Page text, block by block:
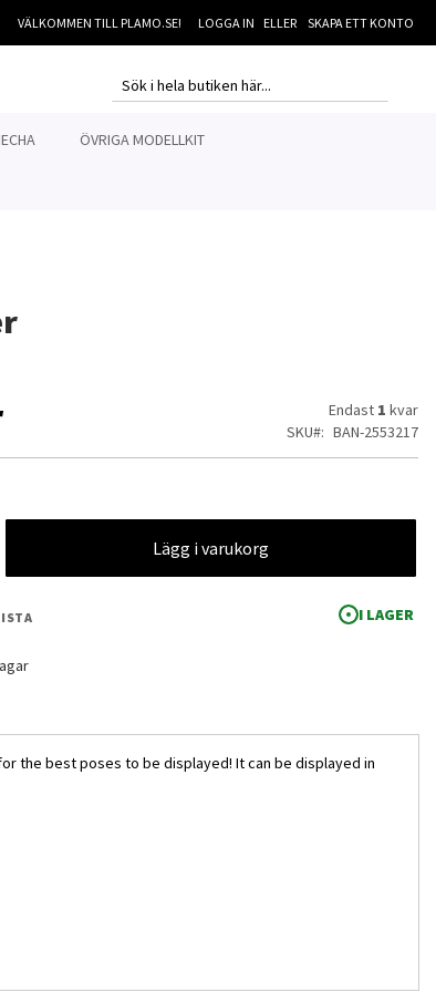
VÄLKOMMEN TILL PLAMO.SE! LOGGA IN SKAPA ETT KONTO
SEARCH
ÖVRIGA MODELLKIT
Endast 1 kvar
SKU
BAN-2553217
Lägg i varukorg
I LAGER
the best poses to be displayed! It can be displayed in